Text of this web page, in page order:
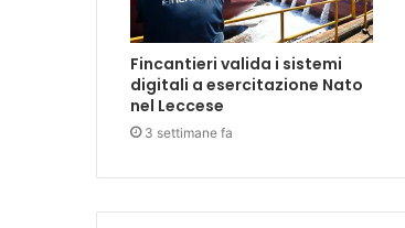
Fincantieri valida i sistemi
digitali a esercitazione Nato
nel Leccese
3 settimane fa